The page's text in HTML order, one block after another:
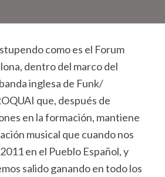
como es el Forum
dentro del marco del
inglesa de Funk/
que, después de
en la formación, mantiene
musical que cuando nos
en el Pueblo Español, y
salido ganando en todo los